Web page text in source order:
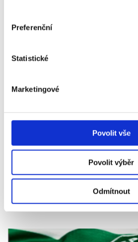
Preferenční
Statistické
Marketingové
Povolit vše
Povolit výběr
Odmítnout
2026
BENFICA - SPORTING